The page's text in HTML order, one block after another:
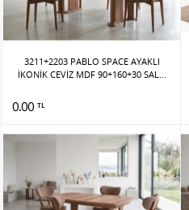
3211+2203 PABLO SPACE AYAKLI
İKONİK CEVİZ MDF 90+160+30 SAL...
0.00 TL